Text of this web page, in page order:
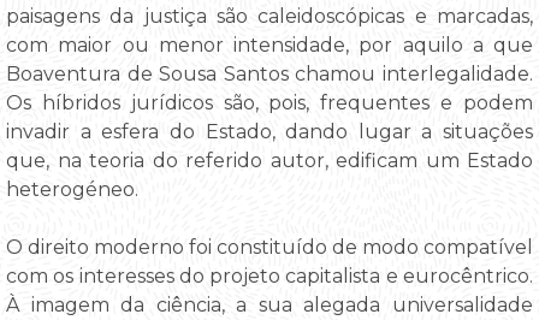
paisagens da justiça são caleidoscópicas e marcadas,
com maior ou menor intensidade, por aquilo a que
Boaventura de Sousa Santos chamou interlegalidade.
Os híbridos jurídicos são, pois, frequentes e podem
invadir a esfera do Estado, dando lugar a situações
que, na teoria do referido autor, edificam um Estado
heterogéneo.
O direito moderno foi constituído de modo compatível
com os interesses do projeto capitalista e eurocêntrico.
À imagem da ciência, a sua alegada universalidade